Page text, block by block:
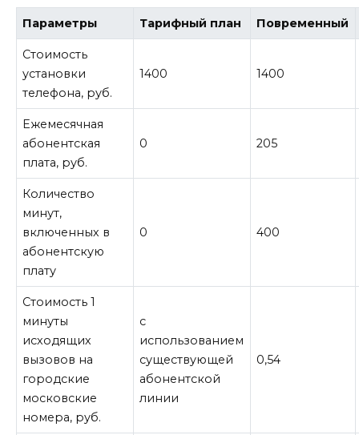
Параметры Тарифный план Повременный
Стоимость
установки
телефона, руб.
1400 1400
Ежемесячная
абонентская
плата, руб.
0 205
Количество
минут,
включенных в
абонентскую
плату
0 400
Стоимость 1
минуты
исходящих
вызовов на
городские
московские
номера, руб.
с
использованием
существующей
абонентской
линии
0,54